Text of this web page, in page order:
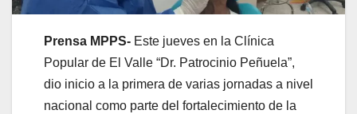
Prensa MPPS- Este jueves en la Clínica
Popular de El Valle “Dr. Patrocinio Peñuela”,
dio inicio a la primera de varias jornadas a nivel
nacional como parte del fortalecimiento de la